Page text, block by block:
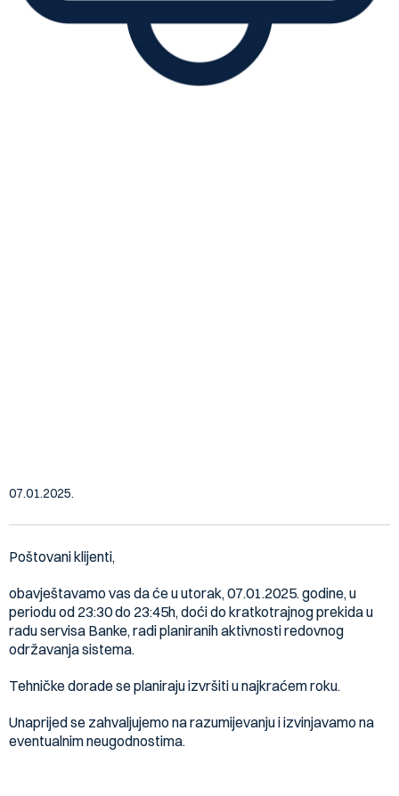
07.01.2025.
Poštovani klijenti,
obavještavamo vas da će u utorak, 07.01.2025. godine, u
periodu od 23:30 do 23:45h, doći do kratkotrajnog prekida u
radu servisa Banke, radi planiranih aktivnosti redovnog
održavanja sistema.
Tehničke dorade se planiraju izvršiti u najkraćem roku.
Unaprijed se zahvaljujemo na razumijevanju i izvinjavamo na
eventualnim neugodnostima.